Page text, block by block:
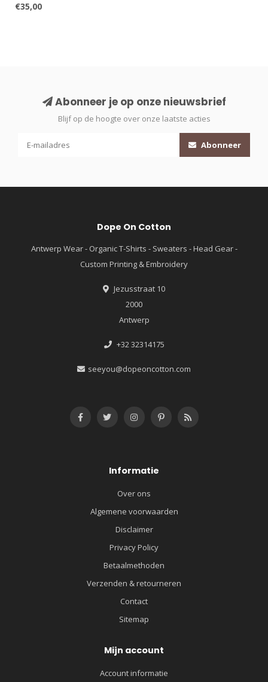
€35,00
Abonneer je op onze nieuwsbrief
Blijf op de hoogte over onze laatste acties
Abonneer
Dope On Cotton
Antwerp Wear - Organic T-Shirts - Sweaters - Head Gear -
Custom Printing & Embroidery
Jezusstraat 10
2000
Antwerp
+32 32314175
seeyou@dopeoncotton.com
Informatie
Over ons
Algemene voorwaarden
Disclaimer
Privacy Policy
Betaalmethoden
Verzenden & retourneren
Contact
Sitemap
Mijn account
Account informatie